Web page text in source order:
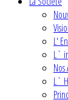
L'
L`
Nos
L`